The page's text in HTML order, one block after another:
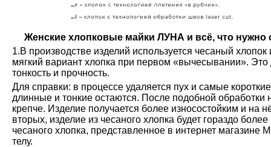
Женские хлопковые майки ЛУНА и всё, что нужно
1.В производстве изделий используется чесаный
мягкий вариант хлопка при первом «вычесывании». Это
тонкость и прочность.
Для справки: в процессе удаляется пух и самые
длинные и тонкие остаются. После подобной обработки
крепче. Изделие получается более износостойким и на
вторых, изделие из чесаного хлопка будет гораздо
чесаного хлопка, представленное в интернет магазине
телу.